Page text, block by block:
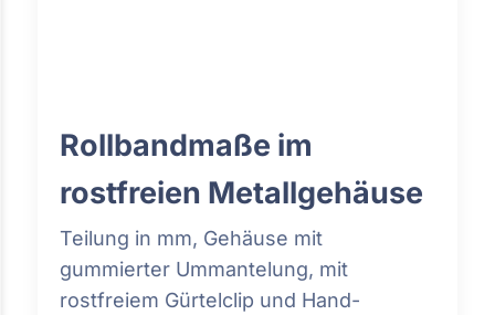
Rollbandmaße im
rostfreien Metallgehäuse
Teilung in mm, Gehäuse mit
gummierter Ummantelung, mit
rostfreiem Gürtelclip und Hand-